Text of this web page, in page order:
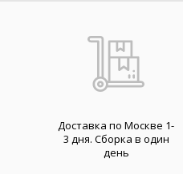
Доставка по Москве 1-
3 дня. Cборка в один
день